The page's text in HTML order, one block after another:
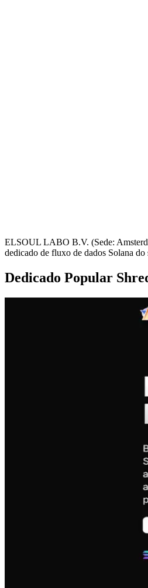
ELSOUL LABO B.V. (Sede:
dedicado de fluxo de dados Solana
Dedicado Popular